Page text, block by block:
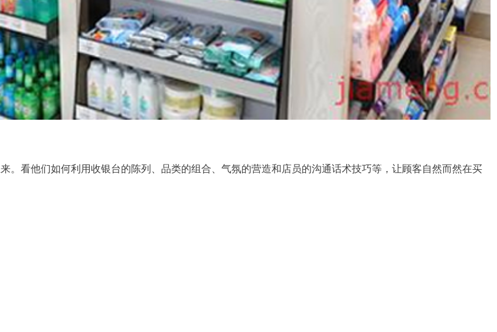
来。看他们如何利用收银台的陈列、 品类的组合、气氛的营造和店员的沟通话术技巧等，让顾客自然而然在买